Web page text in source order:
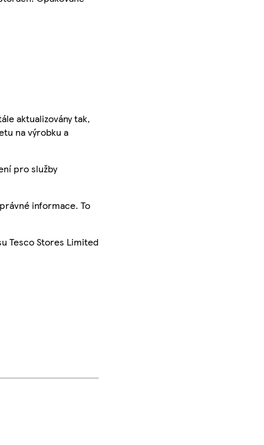
aktualizovány tak,
na výrobku a
pro služby
informace. To
Tesco Stores Limited